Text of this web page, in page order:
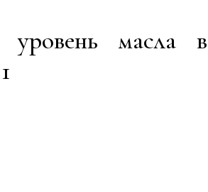
уровень масла в